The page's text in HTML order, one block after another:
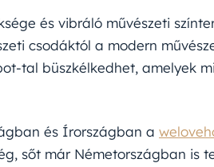
és vibráló művészeti
csodáktól a modern
tal büszkélkedhet, amelyek
és Írországban a
sőt már Németországban is